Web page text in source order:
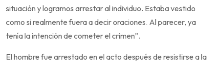
situación y logramos arrestar al individuo. Estaba vestido
como si realmente fuera a decir oraciones. Al parecer, ya
tenía la intención de cometer el crimen”.
El hombre fue arrestado en el acto después de resistirse a la